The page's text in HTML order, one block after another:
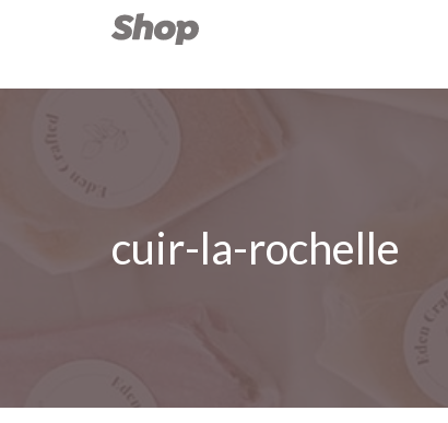
cuir-la-rochelle